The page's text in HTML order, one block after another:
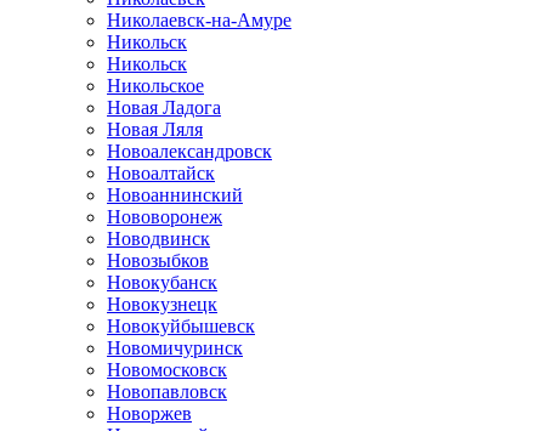
Николаевск-на-Амуре
Никольск
Никольск
Никольское
Новая Ладога
Новая Ляля
Новоалександровск
Новоалтайск
Новоаннинский
Нововоронеж
Новодвинск
Новозыбков
Новокубанск
Новокузнецк
Новокуйбышевск
Новомичуринск
Новомосковск
Новопавловск
Новоржев